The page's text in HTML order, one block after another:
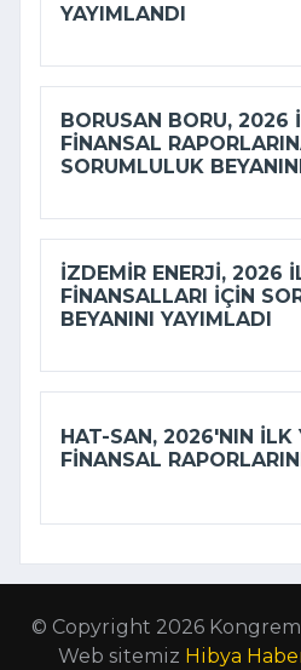
YAYIMLANDI
BORUSAN BORU, 2026
FINANSAL
SORUMLULUK
İZDEMİR ENERJI, 2026
FINANSALLARI IÇIN
BEYANINI YAYIMLADI
HAT-SAN, 2026'NIN ILK
FINANSAL
© Copyright 2026 Kongrem
Web sitemiz Hibya